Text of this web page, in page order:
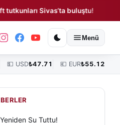
Sivas’ta buluştu! ◆ Sivas
Sivas Vefat Edenler Köşe
Menü
💵 USD₺47.71 💶 EUR₺55.12
Su Tuttu!